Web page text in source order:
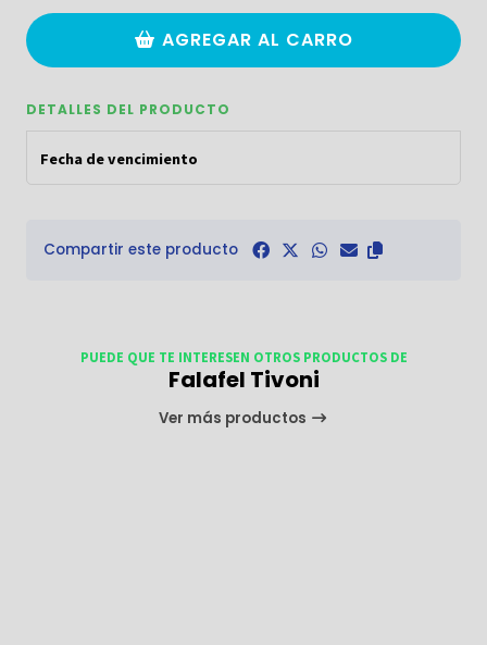
AGREGAR AL CARRO
DETALLES DEL PRODUCTO
Fecha de vencimiento
Compartir este producto
PUEDE QUE TE INTERESEN OTROS PRODUCTOS DE
Falafel Tivoni
Ver más productos